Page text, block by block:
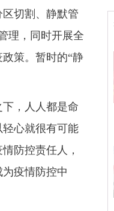
切割、静默管
理，同时开展全
策。暂时的“静
，人人都是命
心就很有可能
防控责任人，
疫情防控中